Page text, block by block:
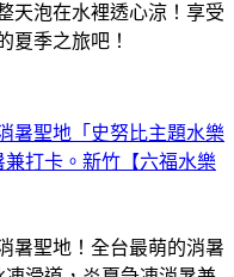
天泡在水裡透心涼！享受
夏季之旅吧！
暑聖地「史努比主題水樂
兼打卡。新竹【六福水樂